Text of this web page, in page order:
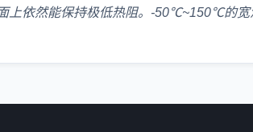
上依然能保持极低热阻。-50℃~150℃的